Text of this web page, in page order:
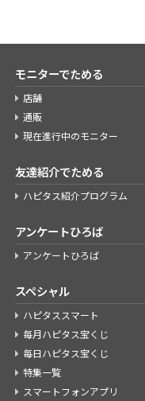
モニターでためる
店舗
通販
現在進行中のモニター
友達紹介でためる
ハピタス紹介プログラム
アンケートひろば
アンケートひろば
スペシャル
ハピタススマート
毎月ハピタス宝くじ
毎日ハピタス宝くじ
特集一覧
スマートフォンアプリ